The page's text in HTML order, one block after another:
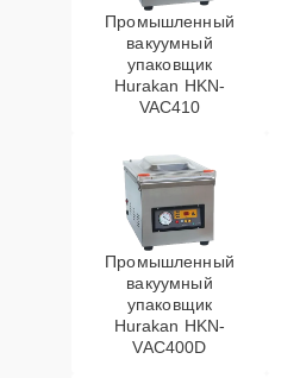
Промышленный
вакуумный
упаковщик
Hurakan HKN-
VAC410
Промышленный
вакуумный
упаковщик
Hurakan HKN-
VAC400D